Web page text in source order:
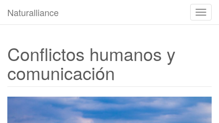
modo
Naturalliance
Conflictos humanos y
comunicación